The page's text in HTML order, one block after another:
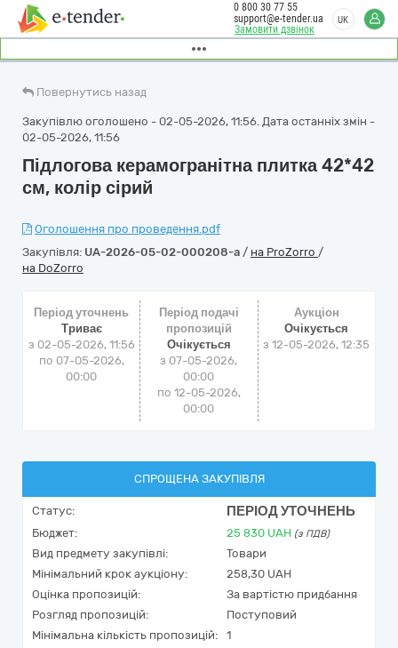
Замовити дзвінок
0 800 30 77 55
support@e-tender.ua
UK
Повернутись назад
Закупівлю оголошено - 02-05-2026, 11:56. Дата останніх змін -
02-05-2026, 11:56
Підлогова керамогранітна плитка 42*42
см, колір сірий
Оголошення про проведення.pdf
Закупівля: UA-2026-05-02-000208-a / на ProZorro /
на DoZorro
Період уточнень
Триває
з 02-05-2026, 11:56
по 07-05-2026,
00:00
Період подачі
пропозицій
Очікується
з 07-05-2026,
00:00
по 12-05-2026,
00:00
Аукціон
Очікується
з12-05-2026, 12:35
СПРОЩЕНА ЗАКУПІВЛЯ
Статус: ПЕРІОД УТОЧНЕНЬ
Бюджет: 25 830 UAH (з ПДВ)
Вид предмету закупівлі:
Товари
Мінімальний крок аукціону:
258,30 UAH
Оцінка пропозицій:
За вартістю придбання
Розгляд пропозицій:
Поступовий
Мінімальна кількість пропозицій:
1